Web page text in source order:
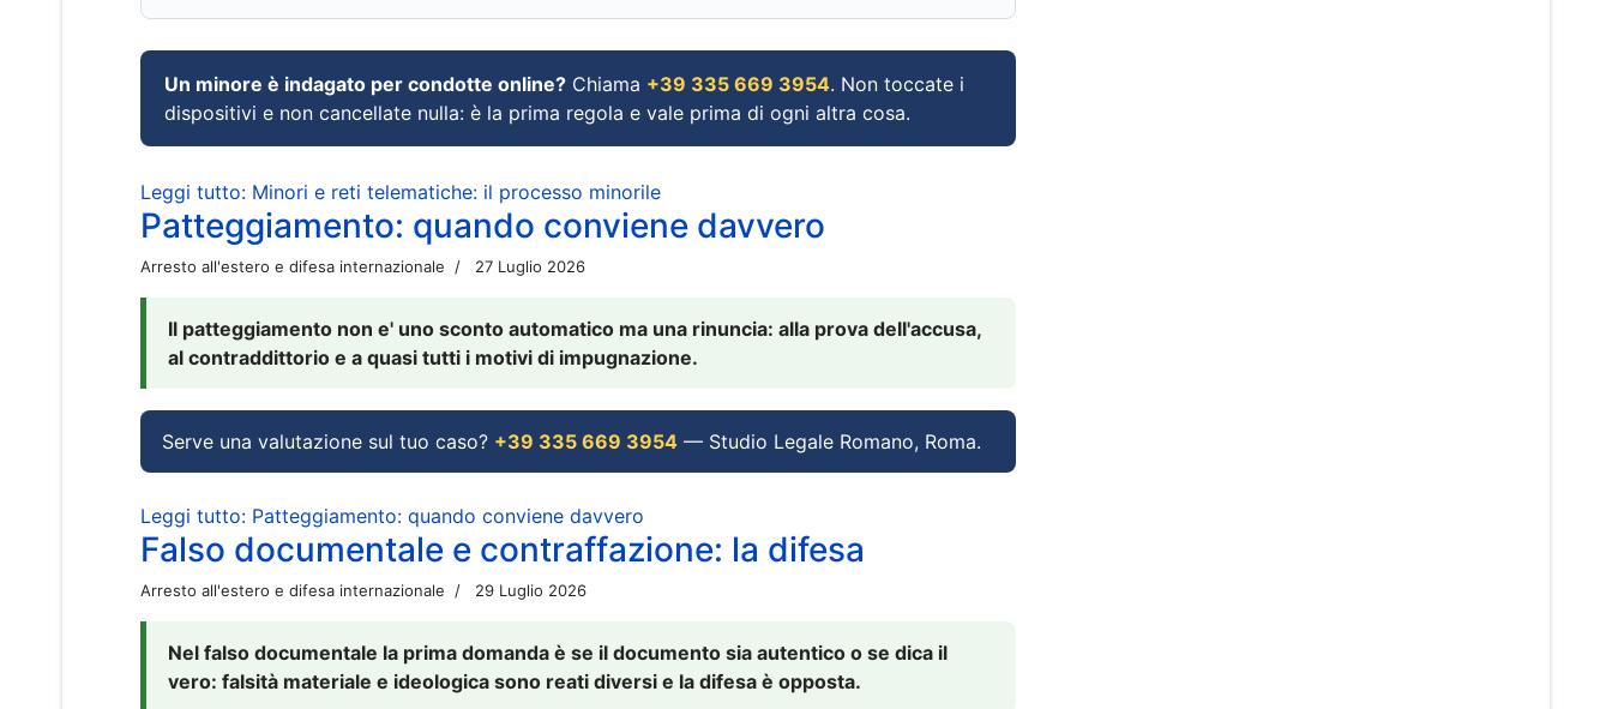
Un minore è indagato per condotte online? Chiama +39 335 669 3954. Non toccate i
dispositivi e non cancellate nulla: è la prima regola e vale prima di ogni altra cosa.
Leggi tutto: Minori e reti telematiche: il processo minorile
Patteggiamento: quando conviene davvero
Arresto all'estero e difesa internazionale 27 Luglio 2026
Il patteggiamento non e' uno sconto automatico ma una rinuncia: alla prova dell'accusa,
al contraddittorio e a quasi tutti i motivi di impugnazione.
Serve una valutazione sul tuo caso? +39 335 669 3954 — Studio Legale Romano, Roma.
Leggi tutto: Patteggiamento: quando conviene davvero
Falso documentale e contraffazione: la difesa
Arresto all'estero e difesa internazionale 29 Luglio 2026
Nel falso documentale la prima domanda è se il documento sia autentico o se dica il
vero: falsità materiale e ideologica sono reati diversi e la difesa è opposta.